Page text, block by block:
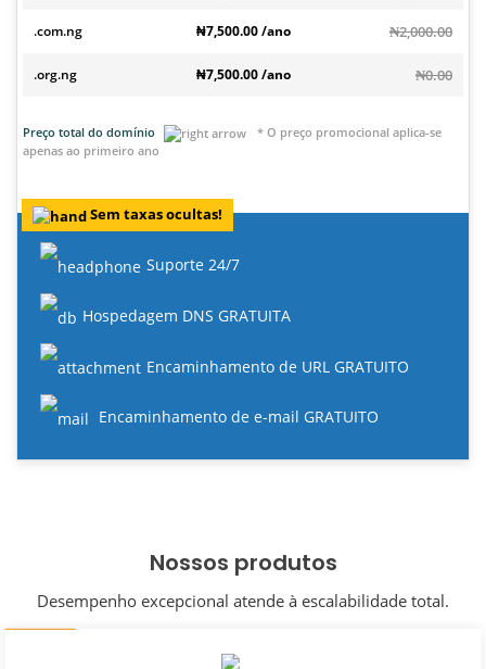
.com.ng ₦7,500.00 /ano ₦2,000.00
.org.ng ₦7,500.00 /ano ₦0.00
Preço total do domínio
* O preço promocional aplica-se
apenas ao primeiro ano
Sem taxas ocultas!
Suporte 24/7
Hospedagem DNS GRATUITA
Encaminhamento de URL GRATUITO
Encaminhamento de e-mail GRATUITO
Nossos produtos
Desempenho excepcional atende à escalabilidade total.